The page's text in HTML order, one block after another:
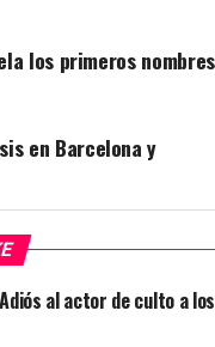
los primeros nombres
en Barcelona y
al actor de culto a los